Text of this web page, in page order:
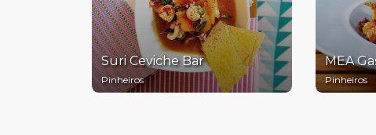
Suri Ceviche Bar
Pinheiros
MEA
Pinheiros